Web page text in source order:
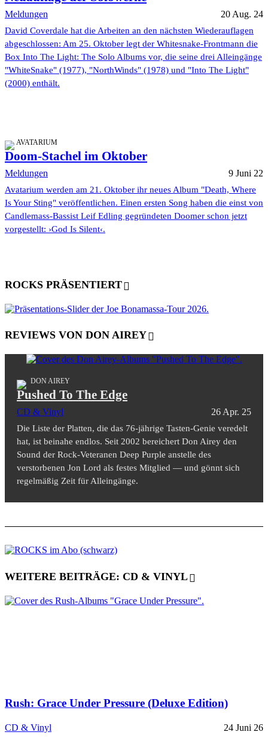
Meldungen 20 Aug. 24
David Coverdale hat die Arbeiten an den nächsten Wiederauflagen
abgeschlossen: Am 25. Oktober legt der Whitesnake-Frontmann die
Box Into The Light: The Solo Albums vor, die seine drei Alleingänge
"WhiteSnake" (1977), "NorthWinds" (1978) und "Into The Light"
(2000) enthält.
AVATARIUM
Doom-Stachel im Oktober
Meldungen 9 Juni 22
Avatarium werden am 21. Oktober ihr neues Album "Death, Where
Is Your Sting" veröffentlichen. Einen ersten Song haben die einst von
Candlemass-Bassist Leif Edling gegründeten Doomer schon jetzt
vorgestellt: ›God Is Silent‹.
ROCKS PRÄSENTIERT
REVIEWS VON DON AIREY
DON AIREY
Pushed To The Edge
CD & Vinyl 26 Apr. 25
Die Liste der Platten, die das 76-jährige Tasten-Genie veredelt
hat, ist beinahe endlos. Seit 2002 bereichert Don Airey den
Sound der Rock-Veteranen Deep Purple anstelle des
verstorbenen Jon Lord als festes Mitglied — und gönnt sich
regelmäßig Zeit für Alleingänge.
WEITERE BEITRÄGE: CD & VINYL
Rush: Grace Under Pressure (Deluxe Edition)
CD & Vinyl 24 Juni 26